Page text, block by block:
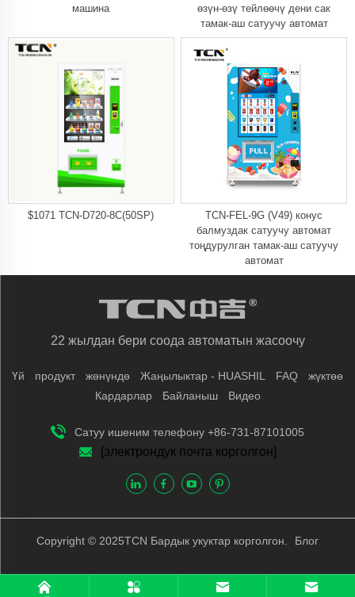
машина
өзүн-өзү тейлөөчү дени сак
тамак-аш сатуучу автомат
$1071 TCN-D720-8C(50SP)
TCN-FEL-9G (V49) конус
балмуздак сатуучу автомат
тоңдурулган тамак-аш сатуучу
автомат
22 жылдан бери соода автоматын жасоочу
Үй продукт жөнүндө Жаңылыктар - HUASHIL FAQ
жүктөө
Кардарлар
Байланыш Видео
Сатуу ишеним телефону +86-731-87101005
[электрондук почта корголгон]
Copyright © 2025TCN Бардык укуктар корголгон. Блог